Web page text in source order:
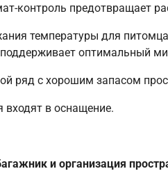
контроль предотвращает
температуры для питомца
оптимальный
ряд с хорошим запасом
входят в оснащение.
и организация